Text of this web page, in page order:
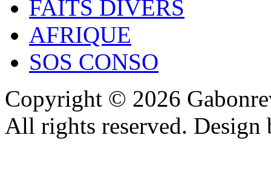
FAITS DIVERS
AFRIQUE
SOS CONSO
Copyright © 2026
All rights reserved.